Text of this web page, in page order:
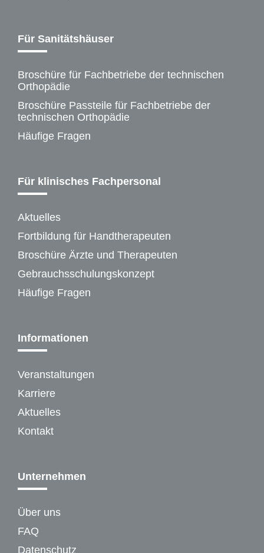
Für Sanitätshäuser
Broschüre für Fachbetriebe der technischen
Orthopädie
Broschüre Passteile für Fachbetriebe der
technischen Orthopädie
Häufige Fragen
Für klinisches Fachpersonal
Aktuelles
Fortbildung für Handtherapeuten
Broschüre Ärzte und Therapeuten
Gebrauchsschulungskonzept
Häufige Fragen
Informationen
Veranstaltungen
Karriere
Aktuelles
Kontakt
Unternehmen
Über uns
FAQ
Datenschutz